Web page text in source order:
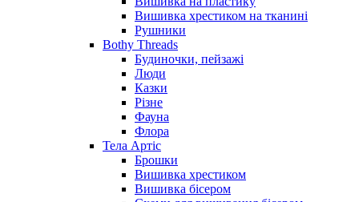
Вишивка хрестиком на тканині
Рушники
Bothy Threads
Будиночки, пейзажі
Люди
Казки
Різне
Фауна
Флора
Тела Артіс
Брошки
Вишивка хрестиком
Вишивка бісером